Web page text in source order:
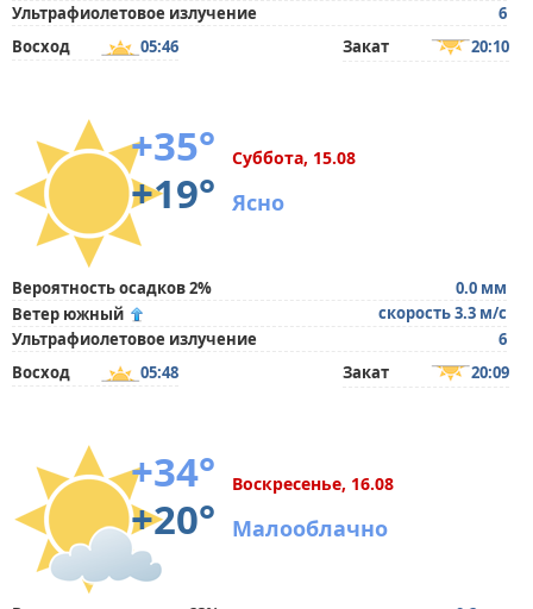
Ультрафиолетовое излучение
6
Восход
05:46 Закат 20:10
+35°
+19°
Суббота, 15.08
Ясно
Вероятность осадков 2%
0.0 мм
Ветер южный
скорость 3.3 м/с
Ультрафиолетовое излучение
6
Восход
05:48 Закат 20:09
+34°
+20°
Воскресенье, 16.08
Малооблачно